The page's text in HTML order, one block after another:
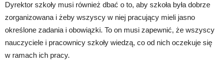
Dyrektor szkoły musi również dbać o to, aby szkoła była dobrze
zorganizowana i żeby wszyscy w niej pracujący mieli jasno
określone zadania i obowiązki. To on musi zapewnić, że wszyscy
nauczyciele i pracownicy szkoły wiedzą, co od nich oczekuje się
w ramach ich pracy.